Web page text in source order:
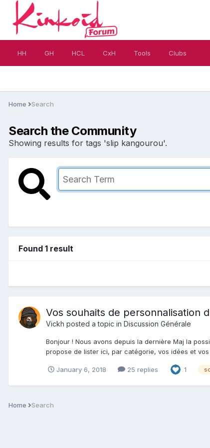
HH GH HCL CxH Tools Clubs
Home Search
Search the Community
Showing results for tags 'slip kangourou'.
Found 1 result
Vos souhaits de personnalisation
Vickh posted a topic in Discussion Générale
Bonjour ! Nous avons depuis la dernière Maj la
propose de lister ici, par catégorie, vos idées et
January 6, 2018 25 replies 1
Home Search